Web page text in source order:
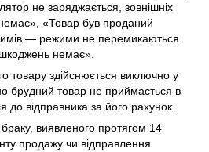
не заряджається, зовнішніх
«Товар був проданий
— режими не перемикаються.
немає».
товару здійснюється виключно у
брудний товар не приймається в
до відправника за його рахунок.
виявленого протягом 14
продажу чи відправлення